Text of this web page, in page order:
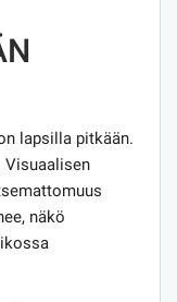
lapsilla pitkään.
Visuaalisen
näkö